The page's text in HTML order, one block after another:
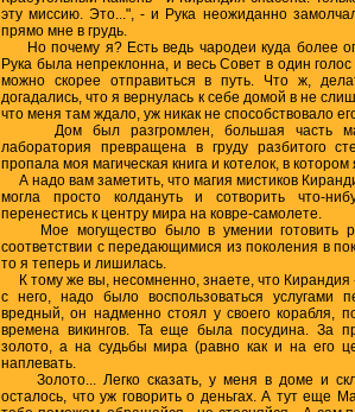
эту миссию. Это...", - и Рука неожиданно
прямо мне в грудь.
Но почему я? Есть ведь чародеи куда более
Рука была непреклонна, и весь Совет в один
можно скорее отправиться в путь. Что ж,
догадались, что я вернулась к себе домой в не
что меня там ждало, уж никак не способствовало
Дом был разгромлен, большая часть
лаборатория превращена в груду разбитого
пропала моя магическая книга и котелок, в
А надо вам заметить, что магия мистиков
могла просто колдануть и сотворить что-
перенестись к центру мира на ковре-самолете.
Мое могущество было в умении готовить
соответствии с передающимися из поколения в
то я теперь и лишилась.
К тому же вы, несомненно, знаете, что Кирандия
с него, надо было воспользоваться услугами
вредный, он надменно стоял у своего корабля,
времена викингов. Та еще была посудина. За
золото, а на судьбы мира (равно как и на его
наплевать.
Золото... Легко сказать, у меня в доме и
осталось, что уж говорить о деньгах. А тут еще